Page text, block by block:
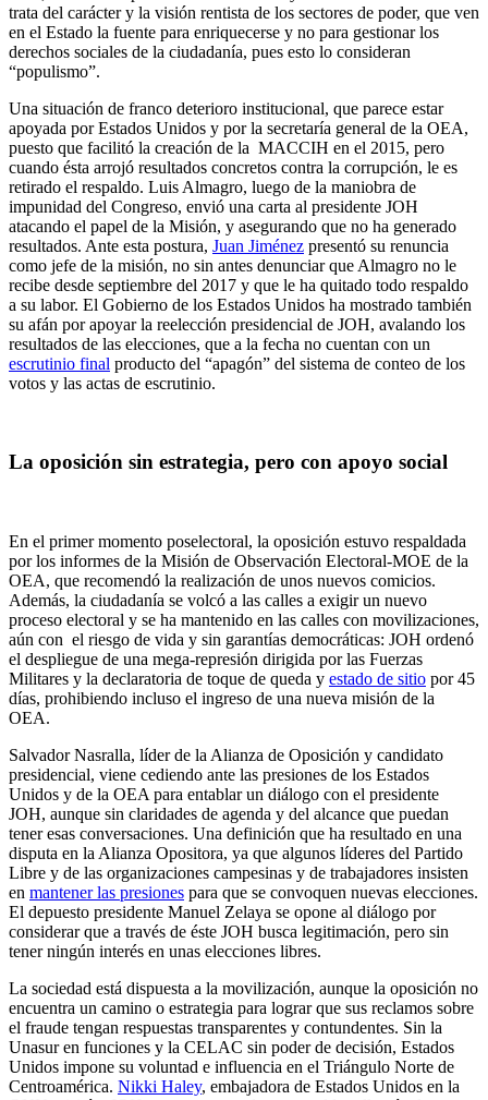
trata del carácter y la visión rentista de los sectores de poder, que ven
en el Estado la fuente para enriquecerse y no para gestionar los
derechos sociales de la ciudadanía, pues esto lo consideran
“populismo”.
Una situación de franco deterioro institucional, que parece estar
apoyada por Estados Unidos y por la secretaría general de la OEA,
puesto que facilitó la creación de la MACCIH en el 2015, pero
cuando ésta arrojó resultados concretos contra la corrupción, le es
retirado el respaldo. Luis Almagro, luego de la maniobra de
impunidad del Congreso, envió una carta al presidente JOH
atacando el papel de la Misión, y asegurando que no ha generado
resultados. Ante esta postura, Juan Jiménez presentó su renuncia
como jefe de la misión, no sin antes denunciar que Almagro no le
recibe desde septiembre del 2017 y que le ha quitado todo respaldo
a su labor. El Gobierno de los Estados Unidos ha mostrado también
su afán por apoyar la reelección presidencial de JOH, avalando los
resultados de las elecciones, que a la fecha no cuentan con un
escrutinio final producto del “apagón” del sistema de conteo de los
votos y las actas de escrutinio.
La oposición sin estrategia, pero con apoyo social
En el primer momento poselectoral, la oposición estuvo respaldada
por los informes de la Misión de Observación Electoral-MOE de la
OEA, que recomendó la realización de unos nuevos comicios.
Además, la ciudadanía se volcó a las calles a exigir un nuevo
proceso electoral y se ha mantenido en las calles con movilizaciones,
aún con el riesgo de vida y sin garantías democráticas: JOH ordenó
el despliegue de una mega-represión dirigida por las Fuerzas
Militares y la declaratoria de toque de queda y estado de sitio por 45
días, prohibiendo incluso el ingreso de una nueva misión de la
OEA.
Salvador Nasralla, líder de la Alianza de Oposición y candidato
presidencial, viene cediendo ante las presiones de los Estados
Unidos y de la OEA para entablar un diálogo con el presidente
JOH, aunque sin claridades de agenda y del alcance que puedan
tener esas conversaciones. Una definición que ha resultado en una
disputa en la Alianza Opositora, ya que algunos líderes del Partido
Libre y de las organizaciones campesinas y de trabajadores insisten
en mantener las presiones para que se convoquen nuevas elecciones.
El depuesto presidente Manuel Zelaya se opone al diálogo por
considerar que a través de éste JOH busca legitimación, pero sin
tener ningún interés en unas elecciones libres.
La sociedad está dispuesta a la movilización, aunque la oposición no
encuentra un camino o estrategia para lograr que sus reclamos sobre
el fraude tengan respuestas transparentes y contundentes. Sin la
Unasur en funciones y la CELAC sin poder de decisión, Estados
Unidos impone su voluntad e influencia en el Triángulo Norte de
Centroamérica. Nikki Haley, embajadora de Estados Unidos en la